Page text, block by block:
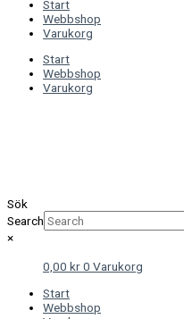
Start
Webbshop
Varukorg
Start
Webbshop
Varukorg
Sök
Search
×
0,00 kr0 Varukorg
Start
Webbshop